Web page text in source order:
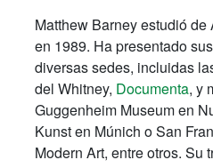
Matthew Barney estudió
en 1989. Ha presentado
diversas sedes, incluidas
del Whitney, Documenta, y
Guggenheim Museum en
Kunst en Múnich o San
Modern Art, entre otros. Su